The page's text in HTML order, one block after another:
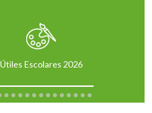
Útiles Escolares 2026